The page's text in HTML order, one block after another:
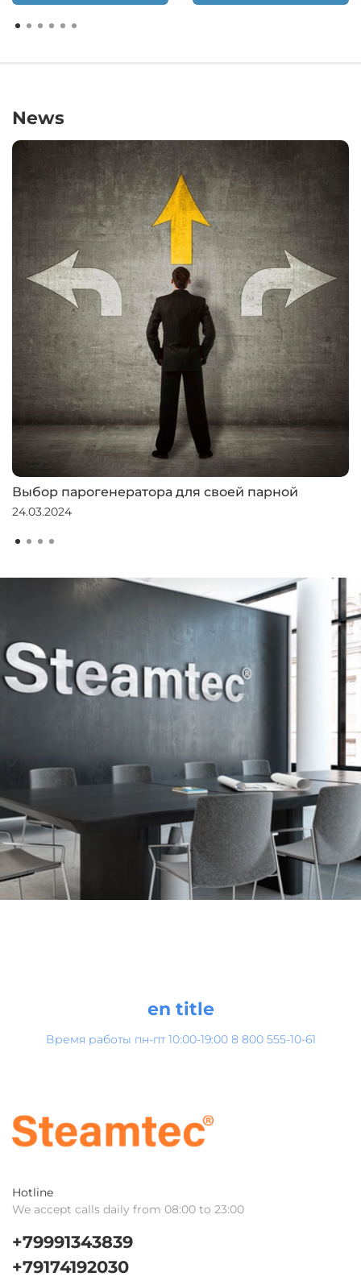
News
Выбор парогенератора для своей парной
24.03.2024
en title
Время работы пн-пт 10:00-19:00 8 800 555-10-61
Hotline
We accept calls daily from 08:00 to 23:00
+79991343839
+79174192030